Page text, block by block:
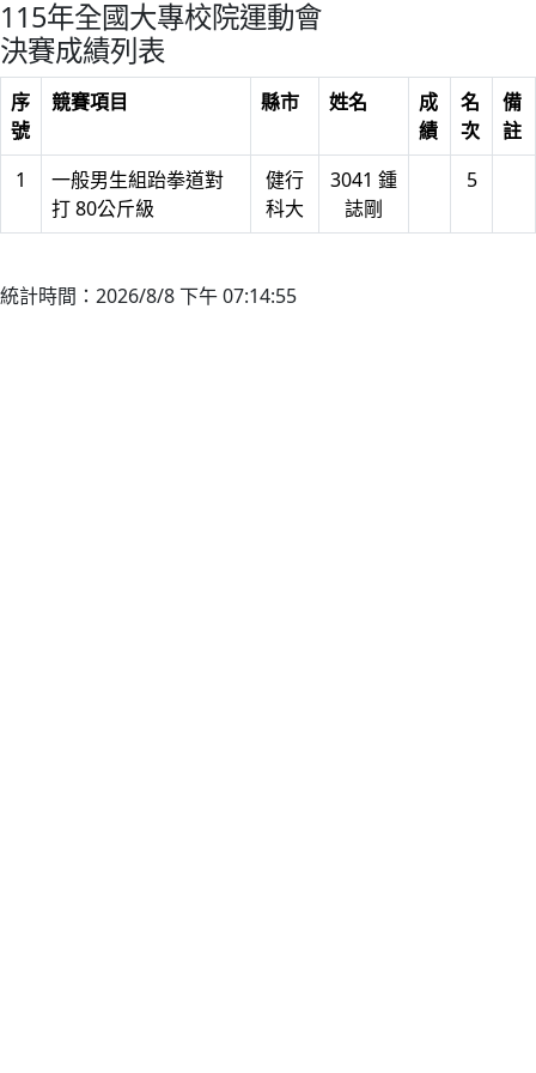
115年全國大專校院運動會
決賽成績列表
序
號
競賽項目 縣市 姓名
成
績
名
次
備
註
1
一般男生組跆拳道對
打 80公斤級
健行
科大
3041 鍾
誌剛
5
統計時間：2026/8/8 下午 07:14:55